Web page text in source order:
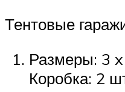
Тентовые
Размеры: 3
Коробка: 2